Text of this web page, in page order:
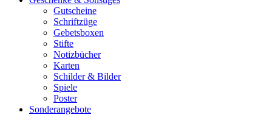
Gutscheine
Schriftzüge
Gebetsboxen
Stifte
Notizbücher
Karten
Schilder & Bilder
Spiele
Poster
Sonderangebote